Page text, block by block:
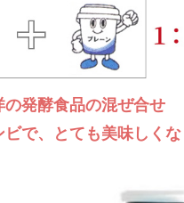
の発酵食品の混ぜ合せ
で、とても美味しくな